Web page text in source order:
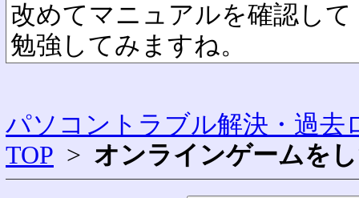
改めてマニュアルを確認して
勉強してみますね。
パソコントラブル解決・過去
TOP > オンラインゲームを